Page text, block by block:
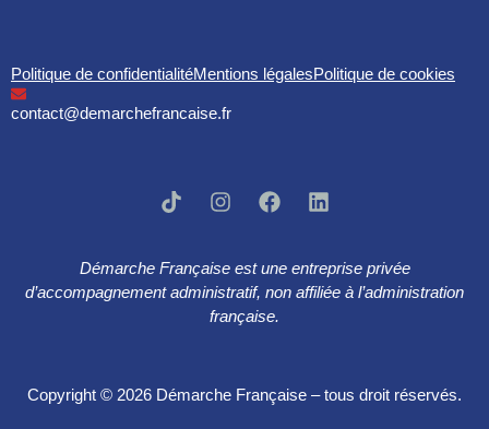
Politique de confidentialitéMentions légalesPolitique de cookies
contact@demarchefrancaise.fr
Démarche Française est une entreprise privée
d’accompagnement administratif, non affiliée à l’administration
française.
Copyright © 2026 Démarche Française – tous droit réservés.